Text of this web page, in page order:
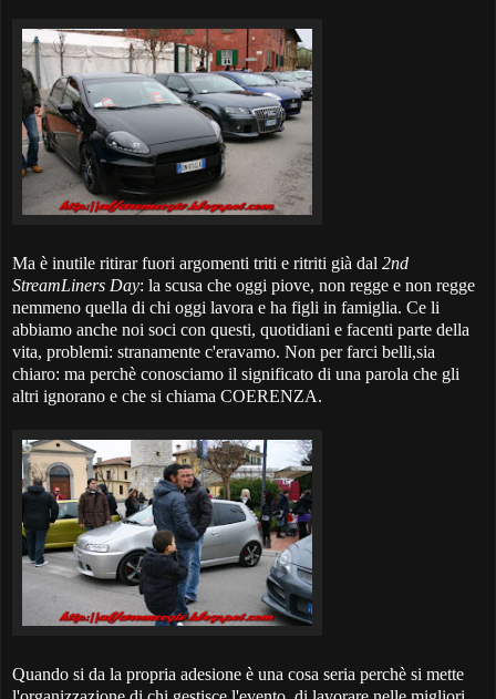
Ma è inutile ritirar fuori argomenti triti e ritriti già dal 2nd
StreamLiners Day: la scusa che oggi piove, non regge e non regge
nemmeno quella di chi oggi lavora e ha figli in famiglia. Ce li
abbiamo anche noi soci con questi, quotidiani e facenti parte della
vita, problemi: stranamente c'eravamo. Non per farci belli,sia
chiaro: ma perchè conosciamo il significato di una parola che gli
altri ignorano e che si chiama COERENZA.
Quando si da la propria adesione è una cosa seria perchè si mette